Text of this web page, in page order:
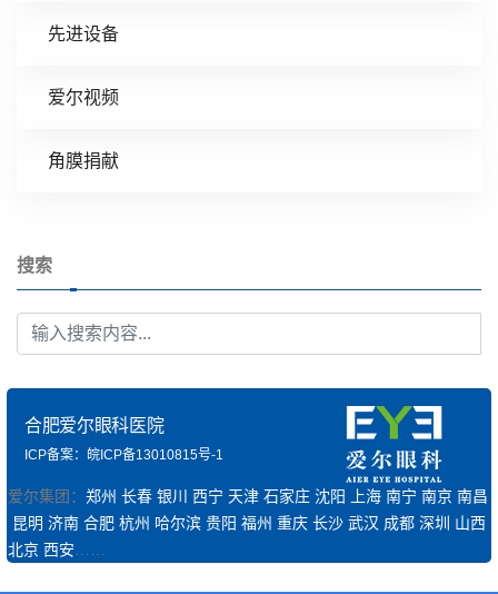
先进设备
爱尔视频
角膜捐献
搜索
合肥爱尔眼科医院
ICP备案：皖ICP备13010815号-1
爱尔集团： 郑州 长春 银川 西宁 天津 石家庄 沈阳 上海 南宁 南京 南昌
昆明 济南 合肥 杭州 哈尔滨 贵阳 福州 重庆 长沙 武汉 成都 深圳 山西
北京 西安